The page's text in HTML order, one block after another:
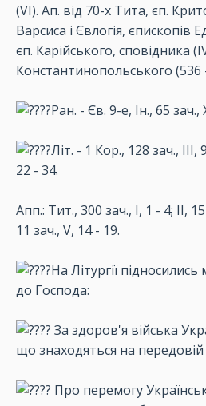
(VI). Ап. від 70-х Тита, єп.
Варсиса і Євлогія, єпископів
єп. Карійського, сповідника
Константинопольського (536
Ран. - Єв. 9-е, Ін., 65 зач.,
Літ. - 1 Кор., 128 зач., III,
22 - 34.
Апп.: Тит., 300 зач., I, 1 - 4; II,
11 зач., V, 14 - 19.
На Літургії
до Господа:
За здоров'я війська
що знаходяться на
Про перемогу